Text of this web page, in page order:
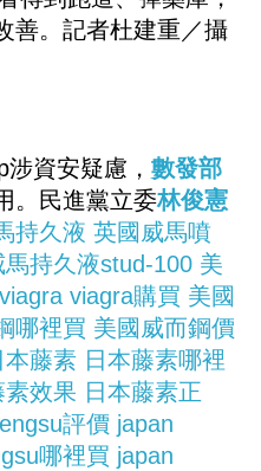
善。記者杜建重／攝
涉資安疑慮， 數發部
。民進黨立委林俊憲
持久液 英國威馬噴
馬持久液stud-100 美
viagra viagra購買 美國
哪裡買 美國威而鋼價
本藤素 日本藤素哪裡
素效果 日本藤素正
評價 japan
哪裡買 japan